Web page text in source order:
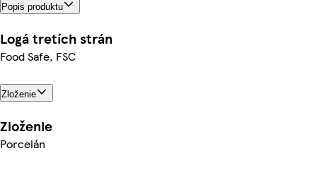
Popis produktu
Logá tretích strán
Food Safe, FSC
Zloženie
Zloženie
Porcelán